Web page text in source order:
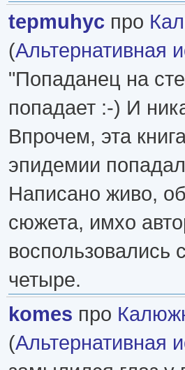
tepmuhyc про
(Альтернативная
"Попаданец на
попадает :-) И
Впрочем, эта
эпидемии
Написано живо,
сюжета, имхо
воспользовались
четыре.
komes про
(Альтернативная